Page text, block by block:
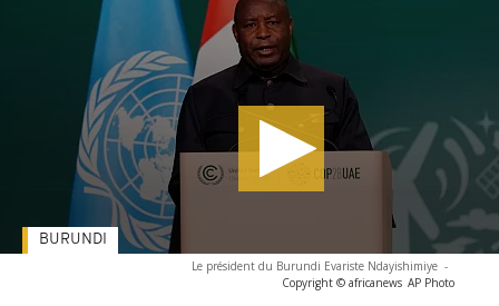
Le président du Burundi Evariste Ndayishimiye -
Copyright © africanews AP Photo
BURUNDI